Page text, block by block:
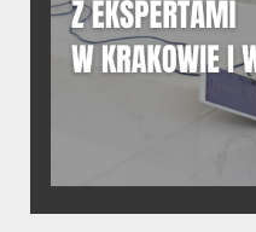
Szczegółowe
produkcie